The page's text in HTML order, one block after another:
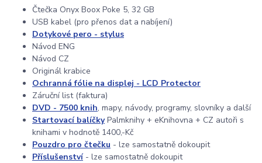
Čtečka Onyx Boox Poke 5, 32 GB
USB kabel (pro přenos dat a nabíjení)
Dotykové pero - stylus
Návod ENG
Návod CZ
Originál krabice
Ochranná fólie na displej - LCD Protector
Záruční list (faktura)
DVD - 7500 knih, mapy, návody, programy, slovníky a další
Startovací balíčkyPalmknihy + eKnihovna + CZ autoři s
knihami v hodnotě 1400,-Kč
Pouzdro pro čtečku - lze samostatně dokoupit
Příslušenství- lze samostatně dokoupit